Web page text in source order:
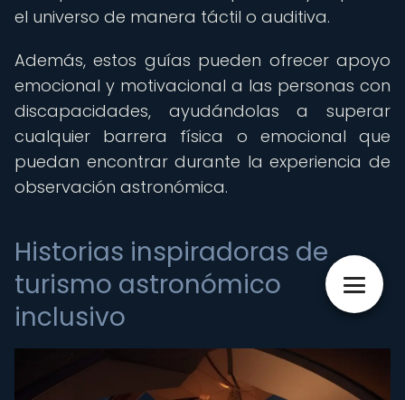
el universo de manera táctil o auditiva.
Además, estos guías pueden ofrecer apoyo
emocional y motivacional a las personas con
discapacidades, ayudándolas a superar
cualquier barrera física o emocional que
puedan encontrar durante la experiencia de
observación astronómica.
Historias inspiradoras de
turismo astronómico
inclusivo